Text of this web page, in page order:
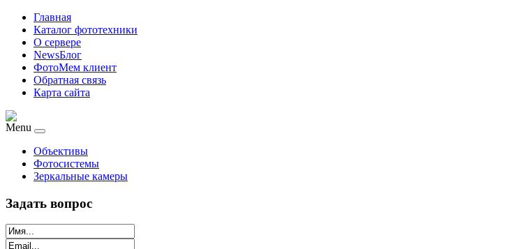
Главная
Каталог фототехники
О сервере
NewsБлог
ФотоМем клиент
Обратная связь
Карта сайта
Menu
Объективы
Фотосистемы
Зеркальные камеры
Задать вопрос